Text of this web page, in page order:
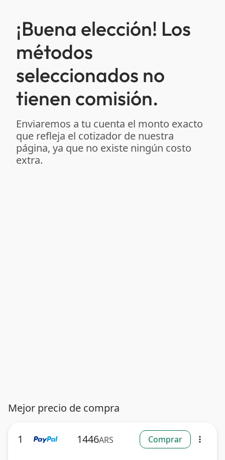
¡Buena elección! Los
métodos
seleccionados no
tienen comisión.
Enviaremos a tu cuenta el monto exacto
que refleja el cotizador de nuestra
página, ya que no existe ningún costo
extra.
Mejor precio de compra
1 1446ARS Comprar more_vert